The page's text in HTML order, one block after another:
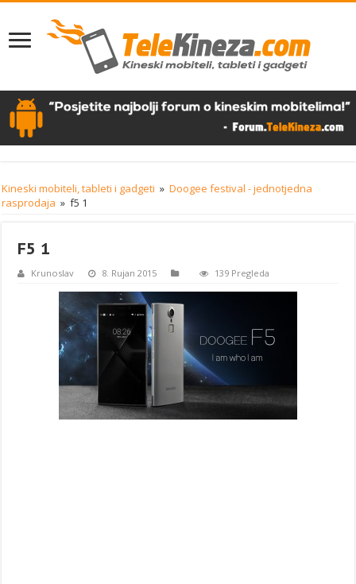
Kineski mobiteli, tableti i gadgeti » Doogee festival - jednotjedna
rasprodaja » f5 1
F5 1
Krunoslav 8. Rujan 2015 139 Pregleda